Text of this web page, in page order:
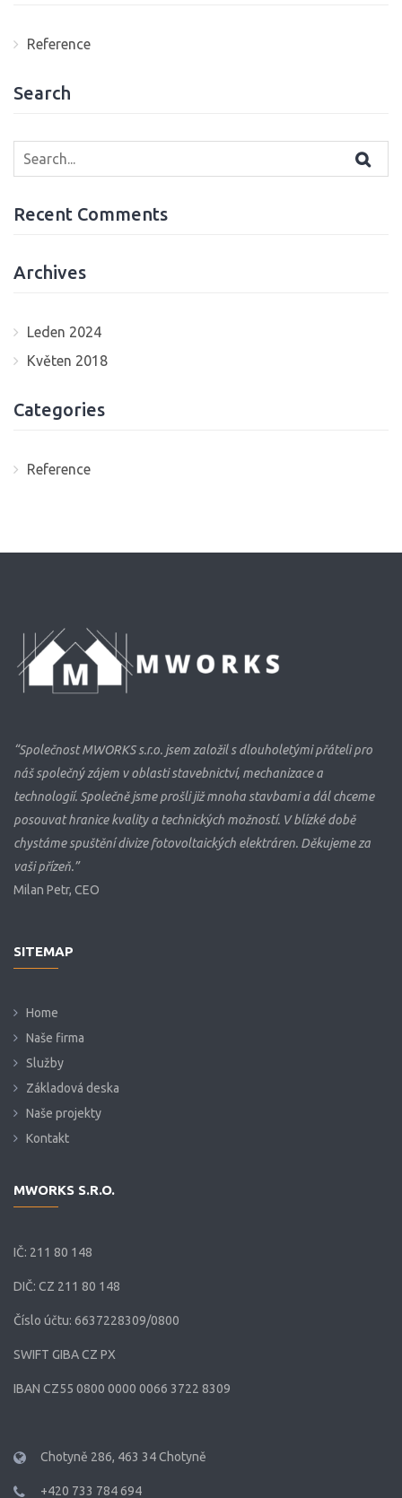
Reference
Search
Search
for:
Recent Comments
Archives
Leden 2024
Květen 2018
Categories
Reference
“Společnost MWORKS s.r.o. jsem založil s dlouholetými přáteli pro
náš společný zájem v oblasti stavebnictví, mechanizace a
technologií. Společně jsme prošli již mnoha stavbami a dál chceme
posouvat hranice kvality a technických možností. V blízké době
chystáme spuštění divize fotovoltaických elektráren. Děkujeme za
vaši přízeň.”
Milan Petr, CEO
SITEMAP
Home
Naše firma
Služby
Základová deska
Naše projekty
Kontakt
MWORKS S.R.O.
IČ: 211 80 148
DIČ: CZ 211 80 148
Číslo účtu: 6637228309/0800
SWIFT GIBA CZ PX
IBAN CZ55 0800 0000 0066 3722 8309
Chotyně 286, 463 34 Chotyně
+420 733 784 694